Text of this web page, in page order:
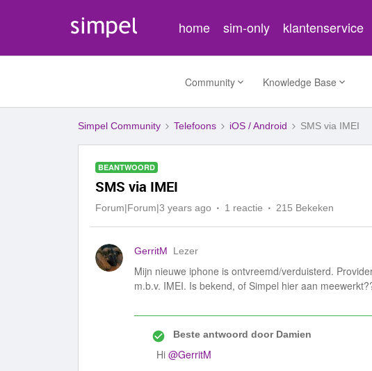
home sim-only klantenservice
Community Knowledge Base
Simpel Community Telefoons iOS / Android SMS via IMEI
BEANTWOORD
SMS via IMEI
Forum|Forum|3 years ago 1 reactie 215 Bekeken
GerritM Lezer
Mijn nieuwe iphone is ontvreemd/verduisterd.
m.b.v. IMEI. Is bekend, of Simpel hier aan
Beste antwoord doorDamien
Hi @GerritM